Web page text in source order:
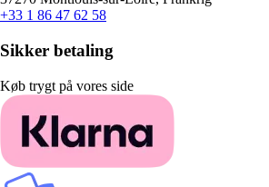
+33 1 86 47 62 58
Sikker betaling
Køb trygt på vores side